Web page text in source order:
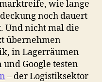
wie lange
noch dauert
Und nicht mal die
übernehmen
in Lagerräumen
Google testen
– der Logistiksektor